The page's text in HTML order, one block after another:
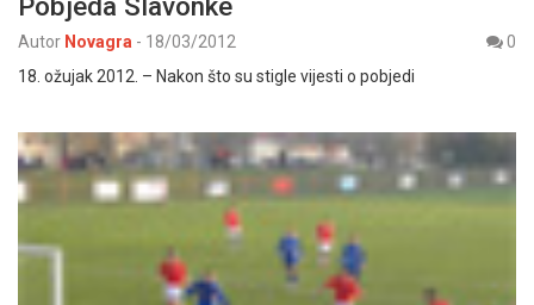
Pobjeda Slavonke
Autor Novagra - 18/03/2012
0
18. ožujak 2012. – Nakon što su stigle vijesti o pobjedi